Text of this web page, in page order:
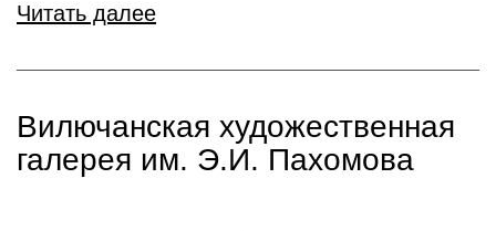
Читать далее
Вилючанская художественная
галерея им. Э.И. Пахомова